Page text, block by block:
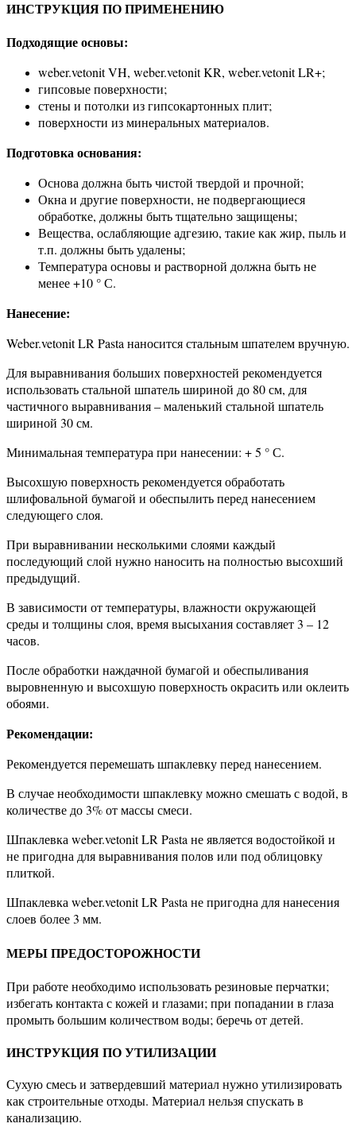
ИНСТРУКЦИЯ ПО ПРИМЕНЕНИЮ
Подходящие основы:
weber.vetonit VH, weber.vetonit KR, weber.vetonit LR+;
гипсовые поверхности;
стены и потолки из гипсокартонных плит;
поверхности из минеральных материалов.
Подготовка основания:
Основа должна быть чистой твердой и прочной;
Окна и другие поверхности, не подвергающиеся
обработке, должны быть тщательно защищены;
Вещества, ослабляющие адгезию, такие как жир, пыль и
т.п. должны быть удалены;
Температура основы и растворной должна быть не
менее +10 ° С.
Нанесение:
Weber.vetonit LR Pasta наносится стальным шпателем вручную.
Для выравнивания больших поверхностей рекомендуется
использовать стальной шпатель шириной до 80 см, для
частичного выравнивания – маленький стальной шпатель
шириной 30 см.
Минимальная температура при нанесении: + 5 ° С.
Высохшую поверхность рекомендуется обработать
шлифовальной бумагой и обеспылить перед нанесением
следующего слоя.
При выравнивании несколькими слоями каждый
последующий слой нужно наносить на полностью высохший
предыдущий.
В зависимости от температуры, влажности окружающей
среды и толщины слоя, время высыхания составляет 3 – 12
часов.
После обработки наждачной бумагой и обеспыливания
выровненную и высохшую поверхность окрасить или оклеить
обоями.
Рекомендации:
Рекомендуется перемешать шпаклевку перед нанесением.
В случае необходимости шпаклевку можно смешать с водой, в
количестве до 3% от массы смеси.
Шпаклевка weber.vetonit LR Pasta не является водостойкой и
не пригодна для выравнивания полов или под облицовку
плиткой.
Шпаклевка weber.vetonit LR Pasta не пригодна для нанесения
слоев более 3 мм.
МЕРЫ ПРЕДОСТОРОЖНОСТИ
При работе необходимо использовать резиновые перчатки;
избегать контакта с кожей и глазами; при попадании в глаза
промыть большим количеством воды; беречь от детей.
ИНСТРУКЦИЯ ПО УТИЛИЗАЦИИ
Сухую смесь и затвердевший материал нужно утилизировать
как строительные отходы. Материал нельзя спускать в
канализацию.